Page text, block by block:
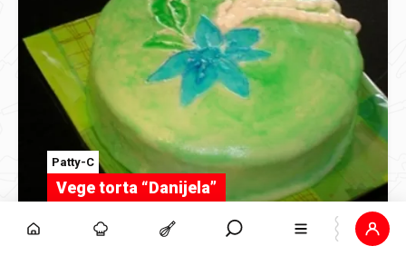
Patty-C
Vege torta “Danijela”